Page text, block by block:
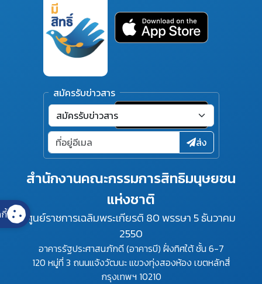
สำนักงานคณะกรรมการสิทธิมนุษยชน
แห่งชาติ
ศูนย์ราชการเฉลิมพระเกียรติ 80 พรรษา 5 ธันวาคม
2550
อาคารรัฐประศาสนภักดี (อาคารบี) ฝั่งทิศใต้ ชั้น 6-7
120 หมู่ที่ 3 ถนนแจ้งวัฒนะ แขวงทุ่งสองห้อง เขตหลักสี่
กรุงเทพฯ 10210
สมัครรับข่าวสาร
ส่ง